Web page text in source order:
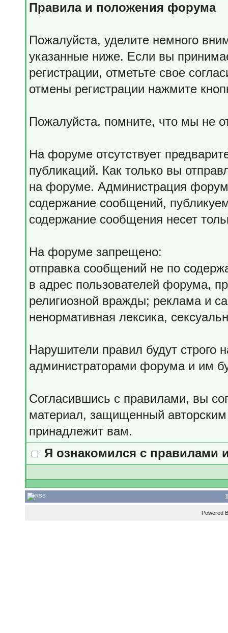
Правила и положения форума
Пожалуйста, уделите немного
указанные ниже. Если вы
регистрации, отметьте свое
отмены регистрации нажмите
Пожалуйста, помните, что мы не
На форуме отсутствует
публикаций. Как только вы
на форуме. Администрация
содержание сообщений,
содержание сообщения несет
На форуме запрещено:
отправка сообщений не по
в адрес пользователей форума,
религиозной вражды; реклама и
ненормативная лексика,
Нарушители правил будут строго
администраторами форума и им
Согласившись с правилами, вы
материал, защищенный
принадлежит вам.
Я ознакомился с правилами
Powered